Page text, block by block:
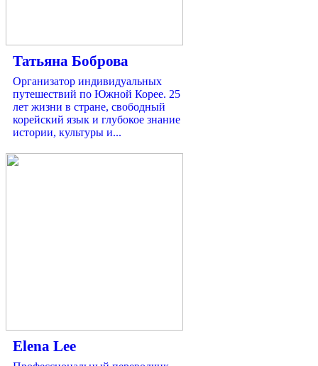
Татьяна Боброва
Организатор индивидуальных
путешествий по Южной Корее. 25
лет жизни в стране, свободный
корейский язык и глубокое знание
истории, культуры и...
Elena Lee